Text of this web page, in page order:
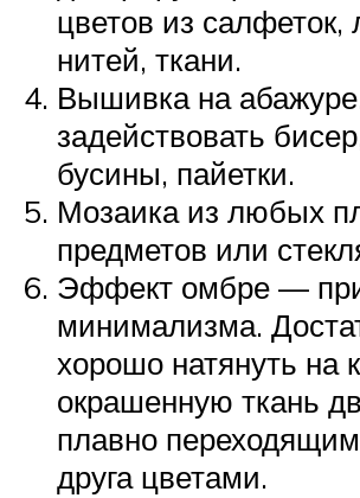
цветов из салфеток,
нитей, ткани.
Вышивка на
задействовать
бусины, пайетки.
Мозаика из любых
предметов или
Эффект омбре —
минимализма.
хорошо натянуть на
окрашенную ткань
плавно
друга цветами.